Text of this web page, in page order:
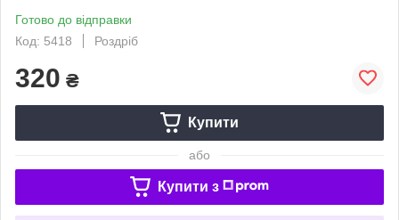
Готово до відправки
Код: 5418
Роздріб
320 ₴
Купити
або
Купити з